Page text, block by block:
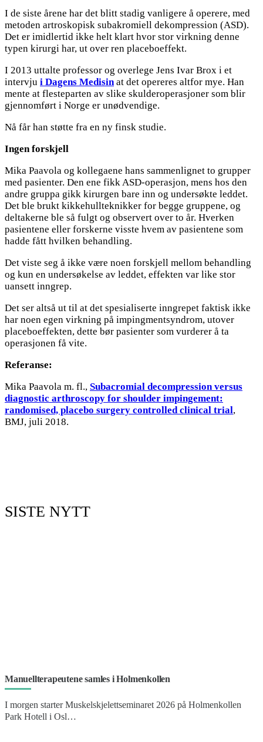
I de siste årene har det blitt stadig vanligere å operere, med
metoden artroskopisk subakromiell dekompression (ASD).
Det er imidlertid ikke helt klart hvor stor virkning denne
typen kirurgi har, ut over ren placeboeffekt.
I 2013 uttalte professor og overlege Jens Ivar Brox i et
intervju i Dagens Medisinat det opereres altfor mye. Han
mente at flesteparten av slike skulderoperasjoner som blir
gjennomført i Norge er unødvendige.
Nå får han støtte fra en ny finsk studie.
Ingen forskjell
Mika Paavola og kollegaene hans sammenlignet to grupper
med pasienter. Den ene fikk ASD-operasjon, mens hos den
andre gruppa gikk kirurgen bare inn og undersøkte leddet.
Det ble brukt kikkehullteknikker for begge gruppene, og
deltakerne ble så fulgt og observert over to år. Hverken
pasientene eller forskerne visste hvem av pasientene som
hadde fått hvilken behandling.
Det viste seg å ikke være noen forskjell mellom behandling
og kun en undersøkelse av leddet, effekten var like stor
uansett inngrep.
Det ser altså ut til at det spesialiserte inngrepet faktisk ikke
har noen egen virkning på impingmentsyndrom, utover
placeboeffekten, dette bør pasienter som vurderer å ta
operasjonen få vite.
Referanse:
Mika Paavola m. fl., Subacromial decompression versus
diagnostic arthroscopy for shoulder impingement:
randomised, placebo surgery controlled clinical trial,
BMJ, juli 2018.
SISTE NYTT
Manuellterapeutene samles i Holmenkollen
I morgen starter Muskelskjelettseminaret 2026 på Holmenkollen
Park Hotell i Osl…